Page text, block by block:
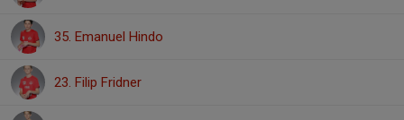
35. Emanuel Hindo
23. Filip Fridner